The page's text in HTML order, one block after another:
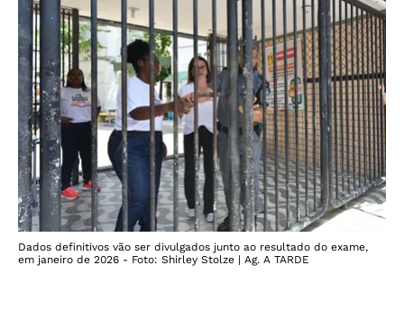
Dados definitivos vão ser divulgados junto ao resultado do exame,
em janeiro de 2026 - Foto: Shirley Stolze | Ag. A TARDE